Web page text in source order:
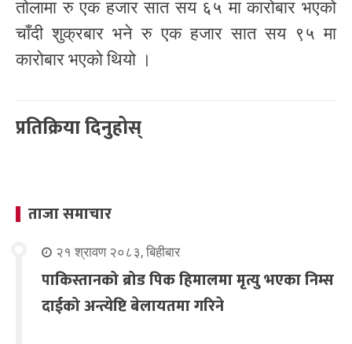
तोलामा रु एक हजार सात सय ६५ मा कारोबार भएको
चाँदी शुक्रबार भने रु एक हजार सात सय ९५ मा
कारोबार भएको थियो ।
प्रतिक्रिया दिनुहोस्
ताजा समाचार
२१ श्रावण २०८३, बिहीबार
पाकिस्तानको ब्रोड पिक हिमालमा मृत्यु भएका निम्स
दाईको अन्त्येष्टि बेलायतमा गरिने